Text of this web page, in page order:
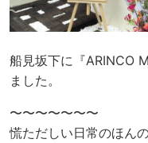
船見坂下に『ARINCO
ました。
〜〜〜〜〜〜〜
慌ただしい日常のほん